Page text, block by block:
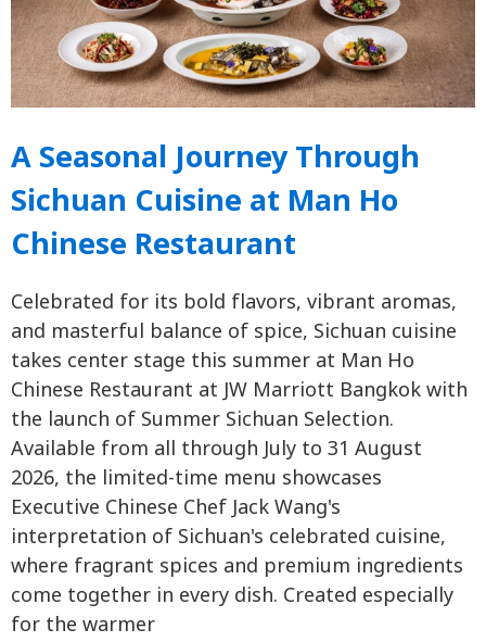
A Seasonal Journey Through
Sichuan Cuisine at Man Ho
Chinese Restaurant
Celebrated for its bold flavors, vibrant aromas,
and masterful balance of spice, Sichuan cuisine
takes center stage this summer at Man Ho
Chinese Restaurant at JW Marriott Bangkok with
the launch of Summer Sichuan Selection.
Available from all through July to 31 August
2026, the limited-time menu showcases
Executive Chinese Chef Jack Wang's
interpretation of Sichuan's celebrated cuisine,
where fragrant spices and premium ingredients
come together in every dish. Created especially
for the warmer